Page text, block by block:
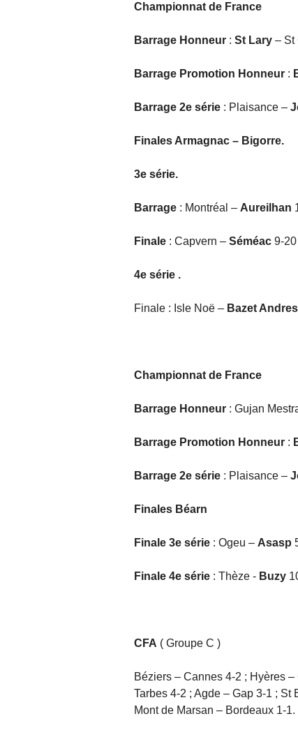
Championnat de France
Barrage Honneur : St Lary – St
Barrage Promotion Honneur :
Barrage 2e série : Plaisance –
Finales Armagnac – Bigorre.
3e série.
Barrage : Montréal – Aureilhan
Finale : Capvern – Séméac 9-20
4e série .
Finale : Isle Noë – Bazet
Championnat de France
Barrage Honneur : Gujan
Barrage Promotion Honneur :
Barrage 2e série : Plaisance –
Finales Béarn
Finale 3e série : Ogeu – Asasp
Finale 4e série : Thèze - Buzy
CFA ( Groupe C )
Béziers – Cannes 4-2 ; Hyères
Tarbes 4-2 ; Agde – Gap 3-1 ;
Mont de Marsan – Bordeaux 1-1.